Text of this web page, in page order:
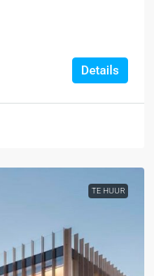
Details
TE HUUR